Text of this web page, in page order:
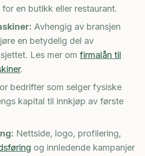
en butikk eller restaurant.
Avhengig av bransjen
en betydelig del av
Les mer om firmalån til
.
bedrifter som selger fysiske
kapital til innkjøp av første
Nettside, logo, profilering,
og innledende kampanjer